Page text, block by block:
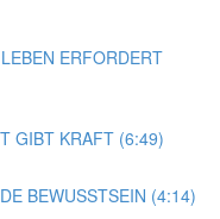
ERFORDERT
GIBT KRAFT (6:49)
BEWUSSTSEIN (4:14)